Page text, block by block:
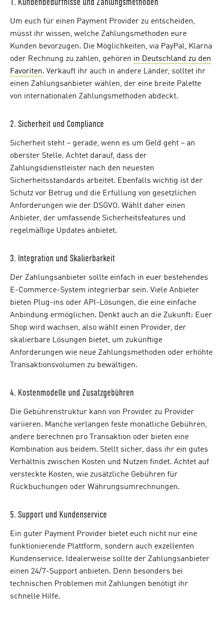
Um euch für einen Payment Provider zu entscheiden,
müsst ihr wissen, welche Zahlungsmethoden eure
Kunden bevorzugen. Die Möglichkeiten, via PayPal, Klarna
oder Rechnung zu zahlen, gehören in Deutschland zu den
Favoriten. Verkauft ihr auch in andere Länder, solltet ihr
einen Zahlungsanbieter wählen, der eine breite Palette
von internationalen Zahlungsmethoden abdeckt.
2. Sicherheit und Compliance
Sicherheit steht – gerade, wenn es um Geld geht – an
oberster Stelle. Achtet darauf, dass der
Zahlungsdienstleister nach den neuesten
Sicherheitsstandards arbeitet. Ebenfalls wichtig ist der
Schutz vor Betrug und die Erfüllung von gesetzlichen
Anforderungen wie der DSGVO. Wählt daher einen
Anbieter, der umfassende Sicherheitsfeatures und
regelmäßige Updates anbietet.
3. Integration und Skalierbarkeit
Der Zahlungsanbieter sollte einfach in euer bestehendes
E-Commerce-System integrierbar sein. Viele Anbieter
bieten Plug-ins oder API-Lösungen, die eine einfache
Anbindung ermöglichen. Denkt auch an die Zukunft: Euer
Shop wird wachsen, also wählt einen Provider, der
skalierbare Lösungen bietet, um zukünftige
Anforderungen wie neue Zahlungsmethoden oder erhöhte
Transaktionsvolumen zu bewältigen.
4. Kostenmodelle und Zusatzgebühren
Die Gebührenstruktur kann von Provider zu Provider
variieren. Manche verlangen feste monatliche Gebühren,
andere berechnen pro Transaktion oder bieten eine
Kombination aus beidem. Stellt sicher, dass ihr ein gutes
Verhältnis zwischen Kosten und Nutzen findet. Achtet auf
versteckte Kosten, wie zusätzliche Gebühren für
Rückbuchungen oder Währungsumrechnungen.
5. Support und Kundenservice
Ein guter Payment Provider bietet euch nicht nur eine
funktionierende Plattform, sondern auch exzellenten
Kundenservice. Idealerweise sollte der Zahlungsanbieter
einen 24/7-Support anbieten. Denn besonders bei
technischen Problemen mit Zahlungen benötigt ihr
schnelle Hilfe.